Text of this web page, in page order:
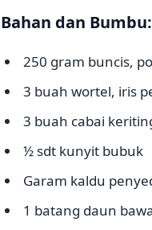
Bahan dan Bumbu:
250 gram buncis,
3 buah wortel, iris
3 buah cabai
½ sdt kunyit bubuk
Garam kaldu
1 batang daun